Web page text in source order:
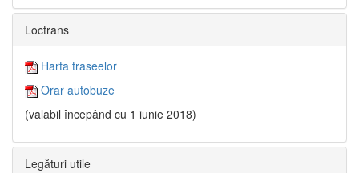
Loctrans
Harta traseelor
Orar autobuze
(valabil începând cu 1 iunie 2018)
Legături utile